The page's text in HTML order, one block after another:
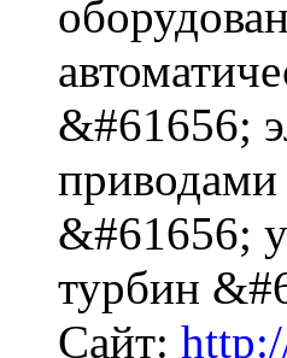
&#61656;
приводами
&#61656;
турбин
Сайт: